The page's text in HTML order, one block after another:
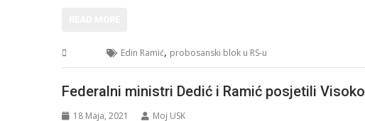
Edin Ramić, probosanski blok u RS-u
Federalni ministri Dedić i Ramić posjetili Visoko
18 Maja, 2021 Moj USK